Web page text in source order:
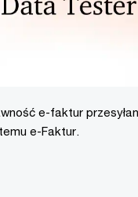
e-faktur
e-Faktur.